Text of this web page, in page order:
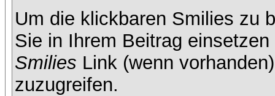
Um die klickbaren Smilies zu
Sie in Ihrem Beitrag
Smilies Link (wenn
zuzugreifen.